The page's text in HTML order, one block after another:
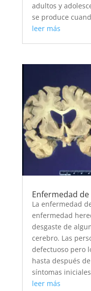
adultos y
se produce
leer más
Enfermedad
La enfermedad
enfermedad
desgaste de
cerebro. Las
defectuoso pero
hasta después
síntomas
leer más